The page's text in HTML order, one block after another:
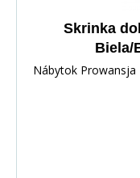
Skrinka
Biela/
Nábytok Prowansja